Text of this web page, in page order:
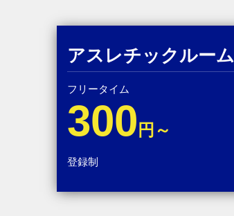
アスレチックルーム
フリータイム
300 円～
登録制